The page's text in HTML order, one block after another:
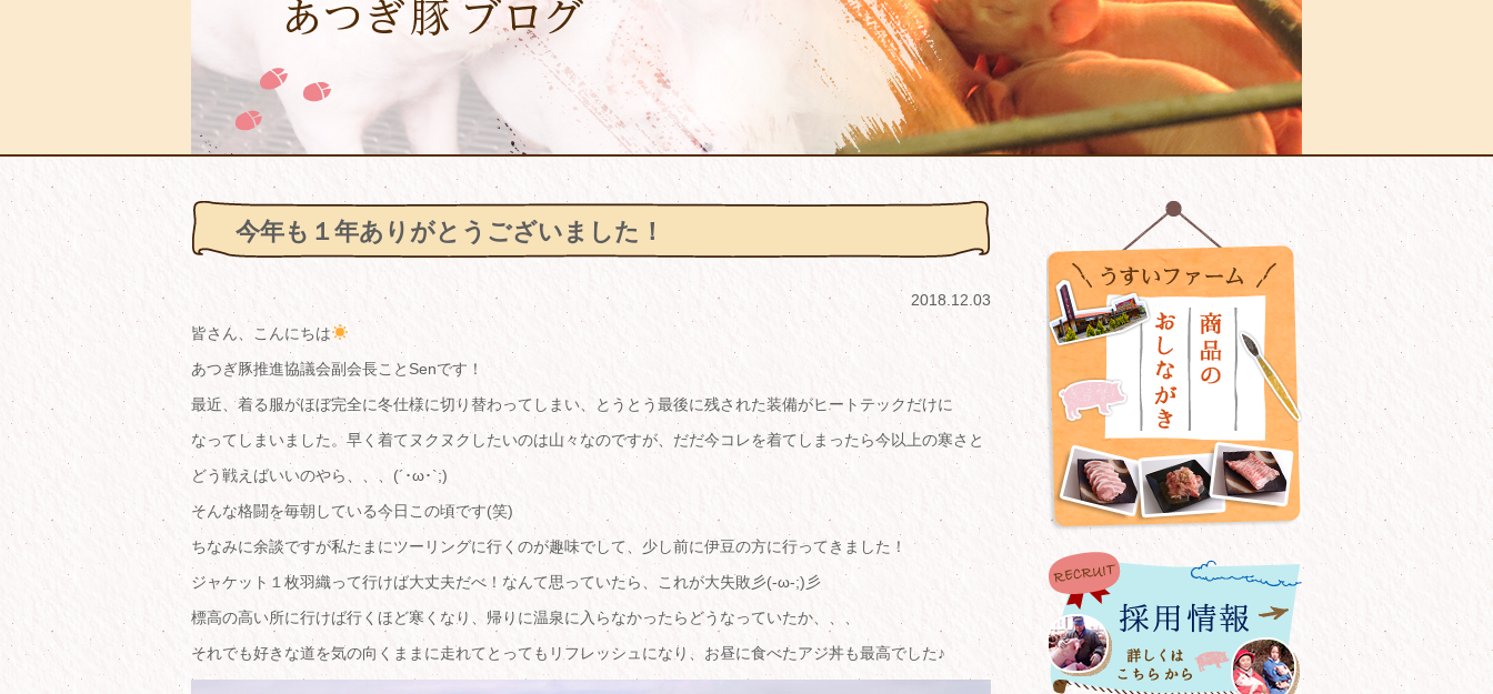
今年も１年ありがとうございました！
2018.12.03
皆さん、こんにちは
あつぎ豚推進協議会副会長ことSenです！
最近、着る服がほぼ完全に冬仕様に切り替わってしまい、とうとう最後に残された装備がヒートテックだけに
なってしまいました。早く着てヌクヌクしたいのは山々なのですが、だだ今コレを着てしまったら今以上の寒さと
どう戦えばいいのやら、、、(´･ω･`;)
そんな格闘を毎朝している今日この頃です(笑)
ちなみに余談ですが私たまにツーリングに行くのが趣味でして、少し前に伊豆の方に行ってきました！
ジャケット１枚羽織って行けば大丈夫だべ！なんて思っていたら、これが大失敗彡(-ω-;)彡
標高の高い所に行けば行くほど寒くなり、帰りに温泉に入らなかったらどうなっていたか、、、
それでも好きな道を気の向くままに走れてとってもリフレッシュになり、お昼に食べたアジ丼も最高でした♪